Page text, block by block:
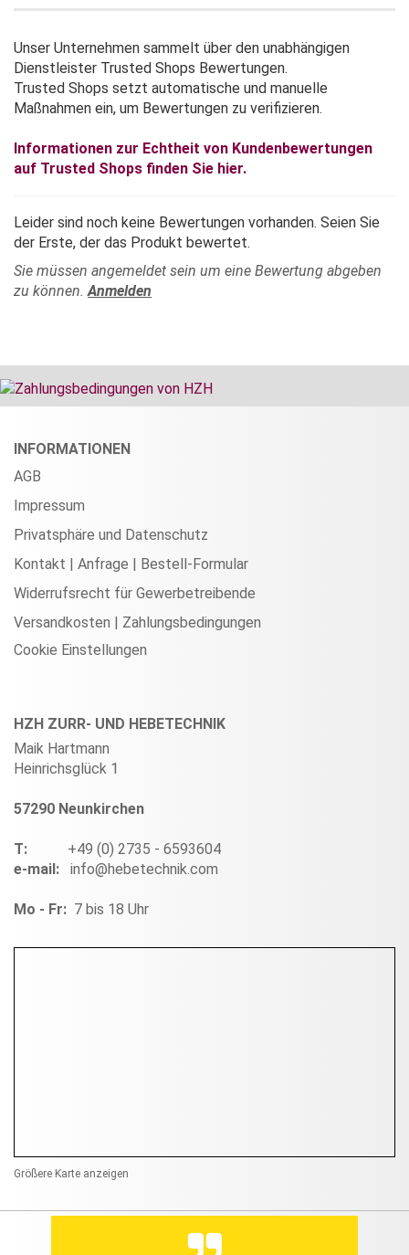
Unser Unternehmen sammelt über den unabhängigen
Dienstleister Trusted Shops Bewertungen.
Trusted Shops setzt automatische und manuelle
Maßnahmen ein, um Bewertungen zu verifizieren.
Informationen zur Echtheit von Kundenbewertungen
auf Trusted Shops finden Sie hier.
Leider sind noch keine Bewertungen vorhanden. Seien Sie
der Erste, der das Produkt bewertet.
Sie müssen angemeldet sein um eine Bewertung abgeben
zu können. Anmelden
INFORMATIONEN
AGB
Impressum
Privatsphäre und Datenschutz
Kontakt | Anfrage | Bestell-Formular
Widerrufsrecht für Gewerbetreibende
Versandkosten | Zahlungsbedingungen
Cookie Einstellungen
HZH ZURR- UND HEBETECHNIK
Maik Hartmann
Heinrichsglück 1
57290 Neunkirchen
T: +49 (0) 2735 - 6593604
e-mail: info@hebetechnik.com
Mo - Fr: 7 bis 18 Uhr
Größere Karte anzeigen